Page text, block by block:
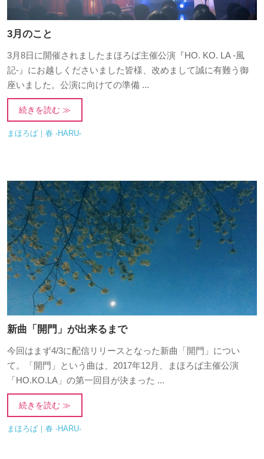
3月のこと
3月8日に開催されましたまほろば主催公演『HO. KO. LA -風
記-』にお越しくださいました皆様、改めまして誠に有難う御
座いました。公演に向けての準備 ...
続きを読む ≫
まほろば｜春 -HARU-
新曲「開門」が出来るまで
今回はまず4/3に配信リリースとなった新曲「開門」につい
て。「開門」という曲は、2017年12月、まほろば主催公演
「HO.KO.LA」の第一回目が決まった ...
続きを読む ≫
まほろば｜春 -HARU-